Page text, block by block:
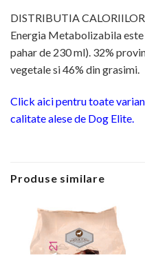
DISTRIBUTIA CALORIILOR
Energia Metabolizabila
pahar de 230 ml). 32%
vegetale si 46% din grasimi.
Click aici pentru toate
calitate alese de Dog Elite.
Produse similare